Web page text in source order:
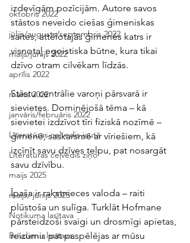
oktobris 2022
jūlijs/augusts/septembris 2022
maijs/jūnijs 2022
aprīlis 2022
marts 2022
janvāris/februāris 2022
Literatūras ceļvedis jautā
Literatūras ceļvedis ziņo
maijs 2025
maijs/ jūnijs 2025
Notikuma lasītava
Brīvdienu lasītava
izdevīgām pozīcijām. Autore savos
stāstos neveido ciešas ģimeniskas
saites, attēlotajās ģimenēs katrs ir
visnotaļ egoistiska būtne, kura tikai
dzīvo otram cilvēkam līdzās.
Stāstu centrālie varoņi pārsvarā ir
sievietes. Dominējošā tēma – kā
sievietei izdzīvot tīri fiziskā nozīmē –
ģimenē, saskarsmē ar vīriešiem, kā
izcīnīt savu dzīves telpu, pat nosargāt
savu dzīvību.
Īpaša ir rakstnieces valoda – raiti
plūstoša un sulīga. Turklāt Hofmane
pārsteidzoši svaigi un drosmīgi apietas,
reizumis pat paspēlējas ar mūsu